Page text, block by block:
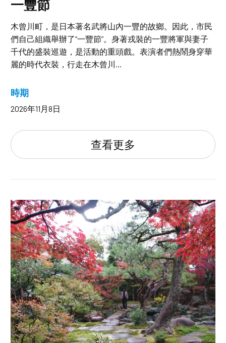
一豐節
木曾川町，是日本著名武將山內一豐的故鄉。因此，市民
們自己組織舉辦了“一豐節”。身著戎裝的一豐將軍與妻子
千代的盛裝巡遊，是活動的重頭戲。表演者們熱鬧身穿華
麗的時代衣裝，行走在木曾川...
時期
2026年11月8日
查看更多